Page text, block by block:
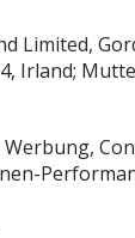
Limited,
Irland;